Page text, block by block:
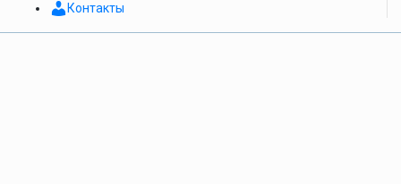
Контакты